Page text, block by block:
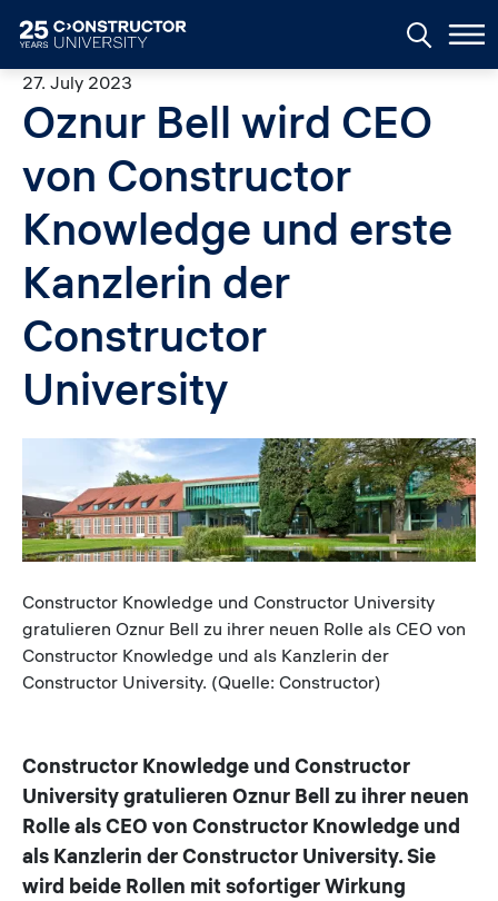
27. July 2023
Oznur Bell wird CEO
von Constructor
Knowledge und erste
Kanzlerin der
Constructor
University
Caption
Constructor Knowledge und Constructor University
gratulieren Oznur Bell zu ihrer neuen Rolle als CEO von
Constructor Knowledge und als Kanzlerin der
Constructor University. (Quelle: Constructor)
Constructor Knowledge und Constructor
University gratulieren Oznur Bell zu ihrer neuen
Rolle als CEO von Constructor Knowledge und
als Kanzlerin der Constructor University. Sie
wird beide Rollen mit sofortiger Wirkung